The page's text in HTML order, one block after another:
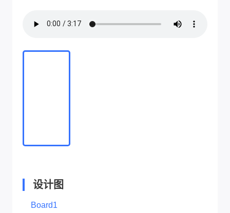
设计图
Board1